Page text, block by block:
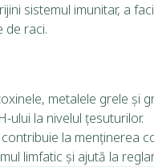
sistemul imunitar, a
de raci.
metalele grele și
ului la nivelul țesuturilor.
la menținerea
limfatic și ajută la